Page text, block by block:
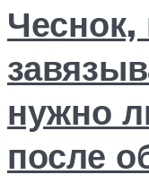
Чеснок,
нужно
после